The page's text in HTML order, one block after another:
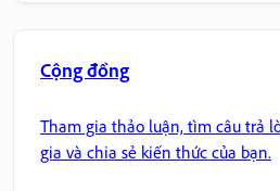
Cộng đồng
Tham gia thảo luận, tìm câu trả
gia và chia sẻ kiến thức của bạn.